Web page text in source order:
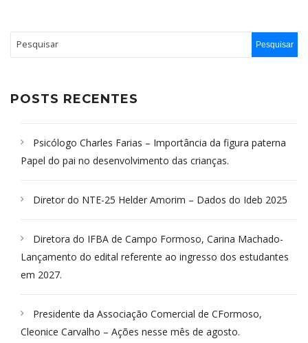
POSTS RECENTES
Psicólogo Charles Farias – Importância da figura paterna
Papel do pai no desenvolvimento das crianças.
Diretor do NTE-25 Helder Amorim – Dados do Ideb 2025
Diretora do IFBA de Campo Formoso, Carina Machado-
Lançamento do edital referente ao ingresso dos estudantes
em 2027.
Presidente da Associação Comercial de CFormoso,
Cleonice Carvalho – Ações nesse mês de agosto.